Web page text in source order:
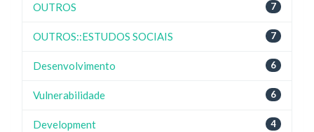
7
OUTROS
7
OUTROS::ESTUDOS SOCIAIS
6
Desenvolvimento
6
Vulnerabilidade
4
Development